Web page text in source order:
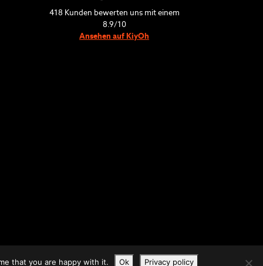
418 Kunden bewerten uns mit einem
8.9/10
Ansehen auf KiyOh
that you are happy with it. Ok Privacy policy